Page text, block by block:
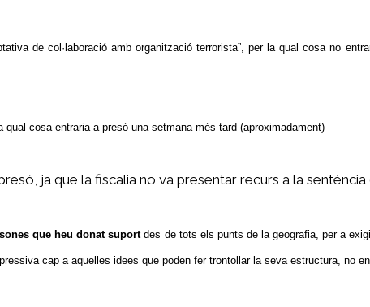
de col·laboració amb organització terrorista”, per la qual cosa no
cosa entraria a presó una setmana més tard (aproximadament)
ja que la fiscalia no va presentar recurs a la sentència
que heu donat suportdes de tots els punts de la geografia, per a
cap a aquelles idees que poden fer trontollar la seva estructura, no